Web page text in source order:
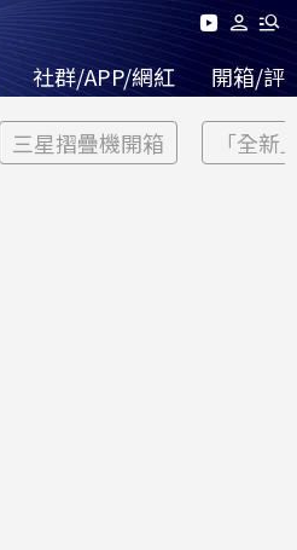
社群/APP/網紅 開箱/評
三星摺疊機開箱 「全新